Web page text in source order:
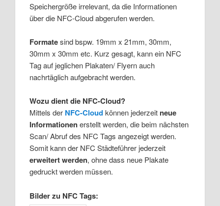
Speichergröße irrelevant, da die Informationen
über die NFC-Cloud abgerufen werden.
Formatesind bspw. 19mm x 21mm, 30mm,
30mm x 30mm etc. Kurz gesagt, kann ein NFC
Tag auf jeglichen Plakaten/ Flyern auch
nachrtäglich aufgebracht werden.
Wozu dient die NFC-Cloud?
Mittels der NFC-Cloud können jederzeit neue
Informationenerstellt werden, die beim nächsten
Scan/ Abruf des NFC Tags angezeigt werden.
Somit kann der NFC Städteführer jederzeit
erweitertwerden, ohne dass neue Plakate
gedruckt werden müssen.
Bilder zu NFC Tags: